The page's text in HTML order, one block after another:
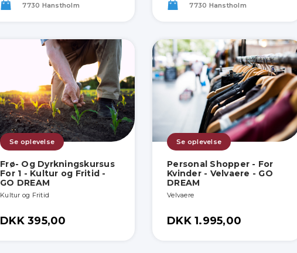
7730 Hanstholm 7730 Hanstholm
Se oplevelse
Frø- Og Dyrkningskursus
For 1 - Kultur og Fritid -
GO DREAM
Kultur og Fritid
DKK 395,00
Se oplevelse
Personal Shopper - For
Kvinder - Velvaere - GO
DREAM
Velvaere
DKK 1.995,00